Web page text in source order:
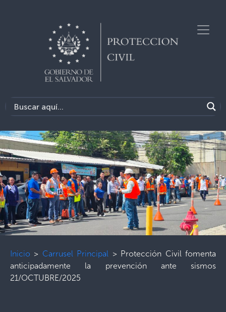
Inicio > Carrusel Principal > Protección Civil fomenta
anticipadamente la prevención ante sismos
21/OCTUBRE/2025